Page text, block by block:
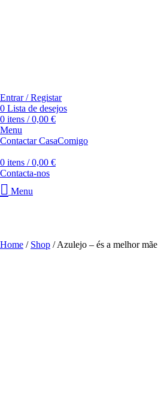
Entrar / Registar
0 Lista de desejos
0 itens / 0,00 €
Menu
Contactar CasaComigo
0 itens / 0,00 €
Contacta-nos
Menu
Home / Shop /Azulejo – és a melhor mãe